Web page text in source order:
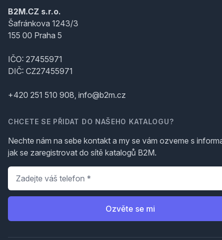
B2M.CZ s.r.o.
Šafránkova 1243/3
155 00 Praha 5
IČO: 27455971
DIČ: CZ27455971
+420 251 510 908, info@b2m.cz
CHCETE SE PŘIDAT DO NAŠEHO KATALOGU?
Nechte nám na sebe kontakt a my se vám ozveme s
jak se zaregistrovat do sítě katalogů B2M.
Telefon
Ozvěte se mi